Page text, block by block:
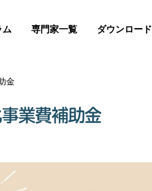
ム 専門家一覧 ダウンロード
金
業費補助金